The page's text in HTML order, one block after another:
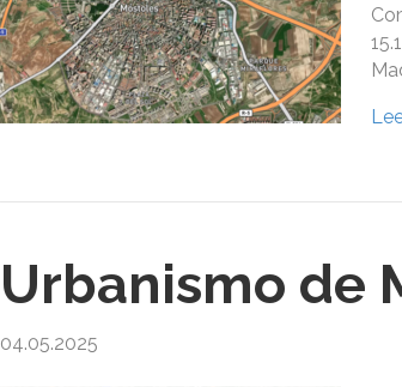
Urbanismo de
04.05.2025